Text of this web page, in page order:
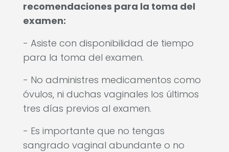
recomendaciones para la toma del
examen:
- Asiste con disponibilidad de tiempo
para la toma del examen.
- No administres medicamentos como
óvulos, ni duchas vaginales los últimos
tres días previos al examen.
- Es importante que no tengas
sangrado vaginal abundante o no